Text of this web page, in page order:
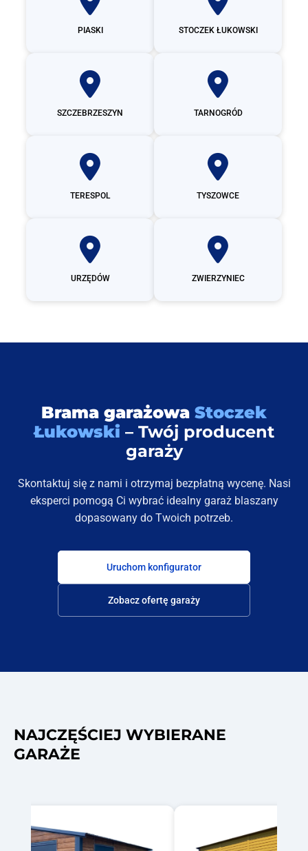
PIASKI STOCZEK ŁUKOWSKI
SZCZEBRZESZYN TARNOGRÓD
TERESPOL TYSZOWCE
URZĘDÓW ZWIERZYNIEC
Brama garażowa Stoczek
Łukowski – Twój producent
garaży
Skontaktuj się z nami i otrzymaj bezpłatną wycenę. Nasi
eksperci pomogą Ci wybrać idealny garaż blaszany
dopasowany do Twoich potrzeb.
Uruchom konfigurator
Zobacz ofertę garaży
NAJCZĘŚCIEJ WYBIERANE
GARAŻE